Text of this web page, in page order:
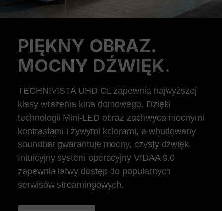
PIĘKNY OBRAZ.
MOCNY DŹWIĘK.
TECHNIVISTA UHD CL zapewnia najwyższej
klasy wrażenia kina domowego. Dzięki
technologii Mini-LED obraz zachwyca mocnymi
kontrastami i żywymi kolorami, a wbudowany
soundbar gwarantuje mocny, czysty dźwięk.
Intuicyjny system operacyjny VIDAA 9.0
zapewnia łatwy dostęp do popularnych
serwisów streamingowych.
Previous